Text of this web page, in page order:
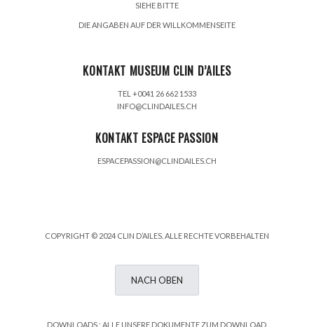
SIEHE BITTE
DIE ANGABEN AUF DER WILLKOMMENSEITE
KONTAKT MUSEUM CLIN D’AILES
TEL +0041 26 662 1533
INFO@CLINDAILES.CH
KONTAKT ESPACE PASSION
ESPACEPASSION@CLINDAILES.CH
COPYRIGHT © 2024 CLIN D’AILES. ALLE RECHTE VORBEHALTEN
NACH OBEN
DOWNLOADS :ALLE UNSERE DOKUMENTE ZUM DOWNLOAD